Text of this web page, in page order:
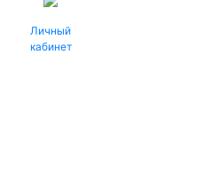
Личный
кабинет